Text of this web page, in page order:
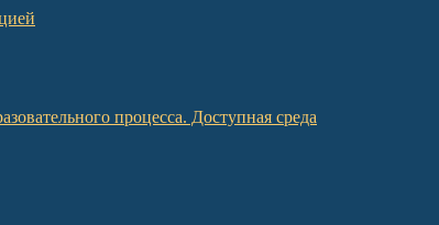
процесса. Доступная среда